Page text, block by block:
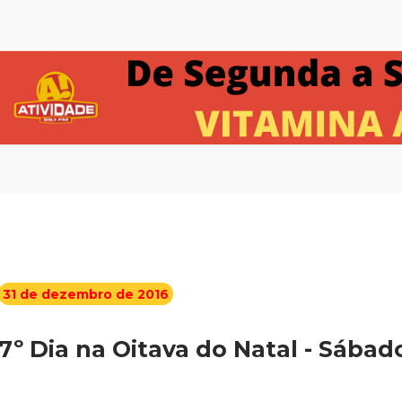
31 de dezembro de 2016
Dia na Oitava do Natal -